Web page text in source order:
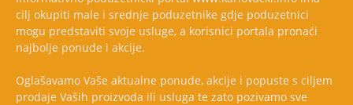
cilj okupiti male i srednje poduzetnike gdje poduzetnici
mogu predstaviti svoje usluge, a korisnici portala pronaći
najbolje ponude i akcije.
Oglašavamo Vaše aktualne ponude, akcije i popuste s ciljem
prodaje Vaših proizvoda ili usluga te zato pozivamo sve